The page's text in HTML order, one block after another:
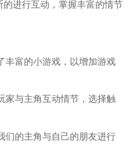
的进行互动，掌握丰富的情节
丰富的小游戏，以增加游戏
家与主角互动情节，选择触
们的主角与自己的朋友进行